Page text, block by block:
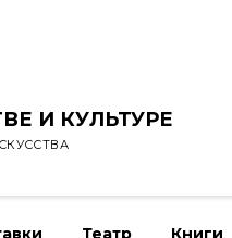
И КУЛЬТУРЕ
Театр Книги